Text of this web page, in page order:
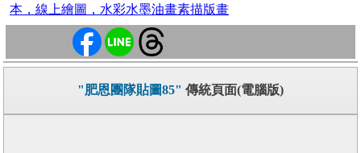
本，線上繪圖，水彩水墨油畫素描版畫
"肥恩團隊貼圖85" 傳統頁面(電腦版)